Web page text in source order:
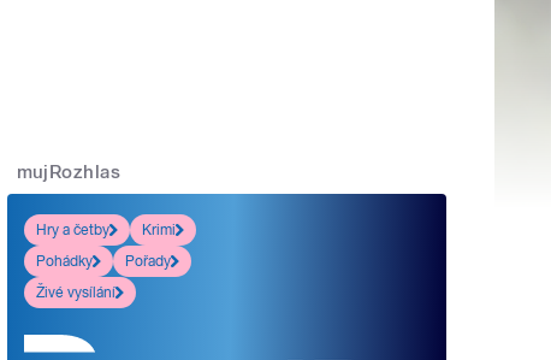
mujRozhlas
Hry a četby
Krimi
Pohádky
Pořady
Živé vysílání